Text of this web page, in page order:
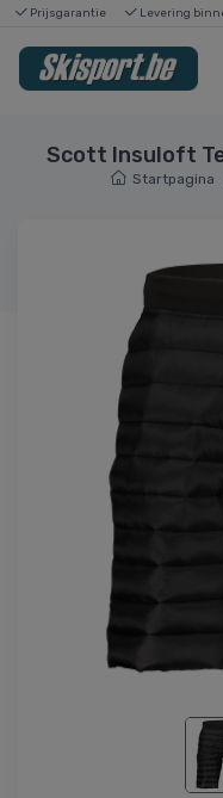
Prijsgarantie Levering
Scott Insuloft
Startpagina